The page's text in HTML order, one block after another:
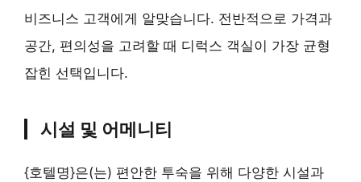
비즈니스 고객에게 알맞습니다. 전반적으로 가격과
공간, 편의성을 고려할 때 디럭스 객실이 가장 균형
잡힌 선택입니다.
시설 및 어메니티
{호텔명}은(는) 편안한 투숙을 위해 다양한 시설과